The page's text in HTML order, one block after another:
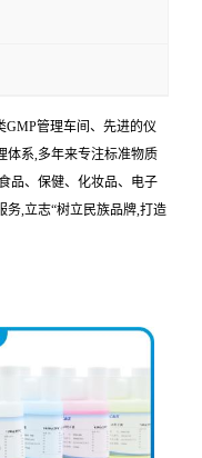
GMP管理车间、先进的仪
体系,多年来专注标准物质
品、保健、化妆品、电子
务,立志“树立民族品牌,打造